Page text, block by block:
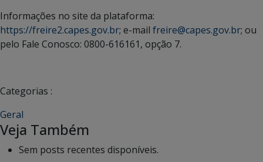
Informações no site da plataforma:
https://freire2.capes.gov.br; e-mail freire@capes.gov.br; ou
pelo Fale Conosco: 0800-616161, opção 7.
Categorias :
Geral
Veja Também
Sem posts recentes disponíveis.